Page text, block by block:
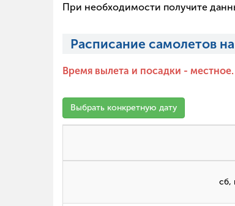
При необходимости получите
Расписание самолетов
Время вылета и посадки - местное.
Выбрать конкретную дату
сб,